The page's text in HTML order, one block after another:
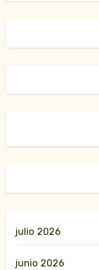
julio 2026
junio 2026